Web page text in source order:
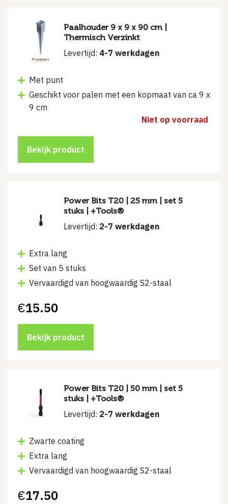
Paalhouder 9 x 9 x 90 cm |
Thermisch Verzinkt
Levertijd: 4-7 werkdagen
Met punt
Geschikt voor palen met een kopmaat van ca 9 x
9 cm
Niet op voorraad
Bekijk product
Power Bits T20 | 25 mm | set 5
stuks | +Tools®
Levertijd: 2-7 werkdagen
Extra lang
Set van 5 stuks
Vervaardigd van hoogwaardig S2-staal
€15.50
Bekijk product
Power Bits T20 | 50 mm | set 5
stuks | +Tools®
Levertijd: 2-7 werkdagen
Zwarte coating
Extra lang
Vervaardigd van hoogwaardig S2-staal
€17.50